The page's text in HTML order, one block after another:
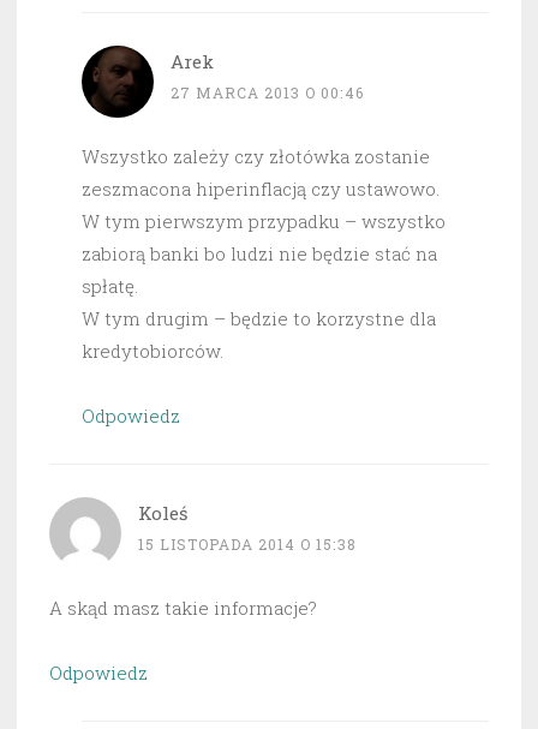
Arek
27 MARCA 2013 O 00:46
Wszystko zależy czy złotówka zostanie
zeszmacona hiperinflacją czy ustawowo.
W tym pierwszym przypadku – wszystko
zabiorą banki bo ludzi nie będzie stać na
spłatę.
W tym drugim – będzie to korzystne dla
kredytobiorców.
Odpowiedz
Koleś
15 LISTOPADA 2014 O 15:38
A skąd masz takie informacje?
Odpowiedz